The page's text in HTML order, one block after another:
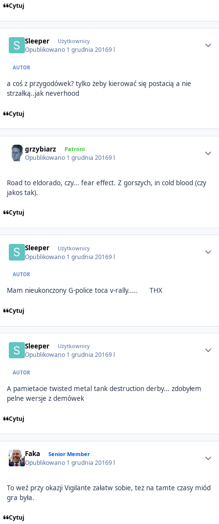
Cytuj
Sleeper Użytkownicy
Opublikowano 1 grudnia 20169 l
AUTOR
a coś z przygodówek? tylko żeby kierować się postacią a nie
strzałką..jak neverhood
Cytuj
grzybiarz Patroni
Opublikowano 1 grudnia 20169 l
Road to eldorado, czy... fear effect. Z gorszych, in cold blood (czy
jakos tak).
Cytuj
Sleeper Użytkownicy
Opublikowano 1 grudnia 20169 l
AUTOR
Mam nieukonczony G-police toca v-rally..... THX
Cytuj
Sleeper Użytkownicy
Opublikowano 1 grudnia 20169 l
AUTOR
A pamietacie twisted metal tank destruction derby... zdobyłem
pelne wersje z demówek
Cytuj
Faka Senior Member
Opublikowano 1 grudnia 20169 l
To weź przy okazji Vigilante załatw sobie, też na tamte czasy miód
gra była.
Cytuj